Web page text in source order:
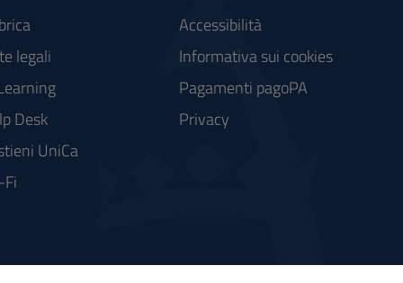
legali
Desk
UniCa
Accessibilità
Informativa sui cookies
Pagamenti pagoPA
Privacy